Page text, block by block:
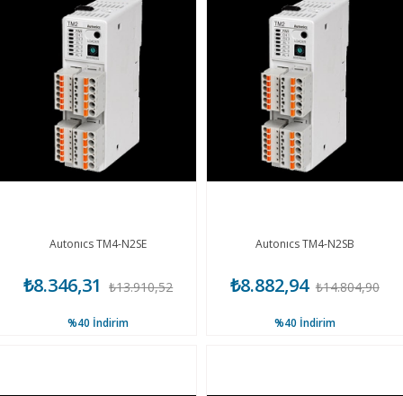
Autonıcs TM4-N2SE
₺8.346,31 ₺13.910,52
%40 İndirim
Autonıcs TM4-N2SB
₺8.882,94 ₺14.804,90
%40 İndirim